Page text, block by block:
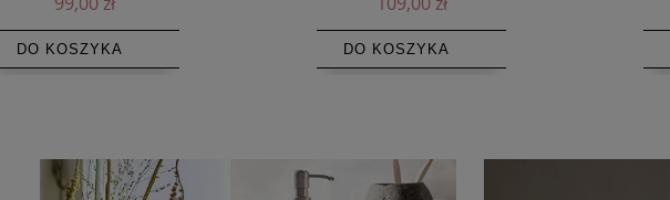
DO KOSZYKA DO KOSZYKA